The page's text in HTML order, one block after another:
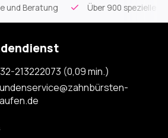
und Beratung Über 900 spezielle
213222073 (0,09 min.)